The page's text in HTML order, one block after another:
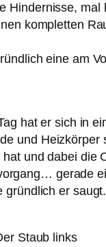
Hindernisse,
kompletten
eine am
hat er sich in
und
und dabei die
gerade
gründlich er saugt.
Staub links